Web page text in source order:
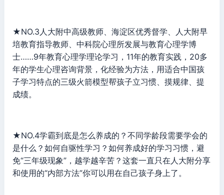
★NO.3人大附中高级教师、海淀区优秀督学、人大附早
培教育指导教师、中科院心理所发展与教育心理学博
士……9年教育心理学理论学习，11年的教育实践，20多
年的学生心理咨询背景，化经验为方法，用适合中国孩
子学习特点的三级火箭模型帮孩子立习惯、摸规律、提
成绩。
★NO.4学霸到底是怎么养成的？不同学龄段需要学会的
是什么？如何自驱性学习？如何养成好的学习习惯，避
免“三年级现象”，越学越辛苦？这套一直只在人大附分享
和使用的“内部方法”你可以用在自己孩子身上了。